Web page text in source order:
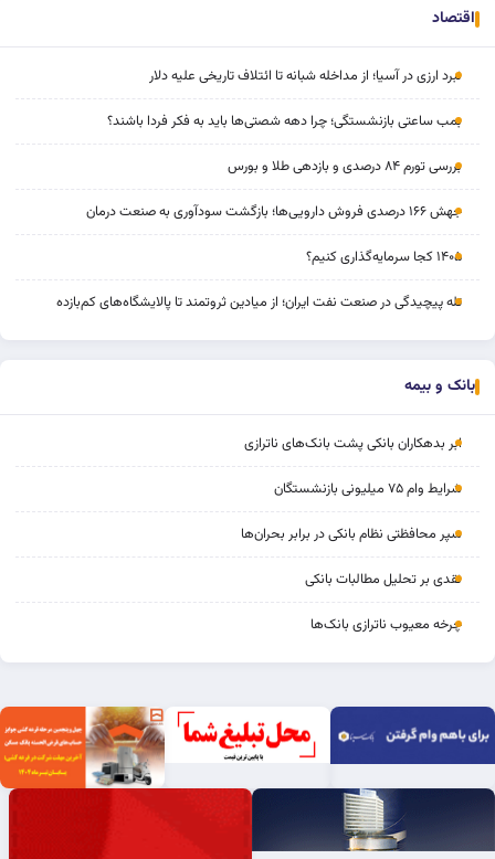
اقتصاد
نبرد ارزی در آسیا؛ از مداخله‌ شبانه تا ائتلاف تاریخی علیه دلار
بمب ساعتی بازنشستگی؛ چرا دهه شصتی‌ها باید به فکر فردا باشند؟
بررسی تورم ۸۴ درصدی و بازدهی طلا و بورس
جهش ۱۶۶ درصدی فروش دارویی‌ها؛ بازگشت سودآوری به صنعت درمان
۱۴۰۵ کجا سرمایه‌گذاری کنیم؟
تله پیچیدگی در صنعت نفت ایران؛ از میادین ثروتمند تا پالایشگاه‌های کم‌بازده
بانک و بیمه
ابر بدهکاران بانکی پشت بانک‌های ناترازی
شرایط وام ۷۵ میلیونی بازنشستگان
سپر محافظتی نظام بانکی در برابر بحران‌ها
نقدی بر تحلیل مطالبات بانکی
چرخه‌ معیوب ناترازی بانک‌ها